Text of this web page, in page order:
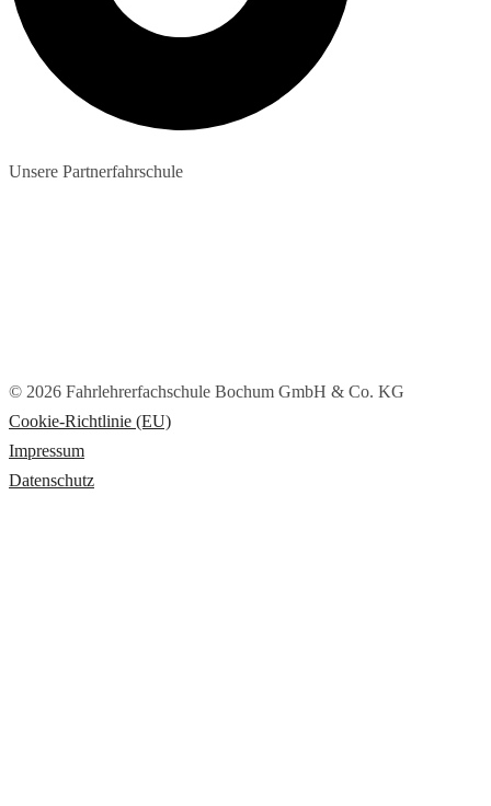
Unsere Partnerfahrschule
© 2026 Fahrlehrerfachschule Bochum GmbH & Co. KG
Cookie-Richtlinie (EU)
Impressum
Datenschutz